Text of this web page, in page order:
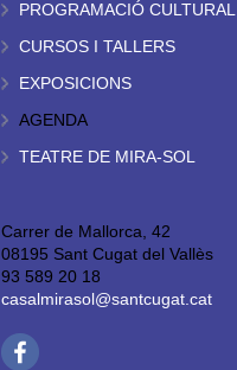
PROGRAMACIÓ CULTURAL
CURSOS I TALLERS
EXPOSICIONS
AGENDA
TEATRE DE MIRA-SOL
Carrer de Mallorca, 42
08195 Sant Cugat del Vallès
93 589 20 18
casalmirasol@santcugat.cat